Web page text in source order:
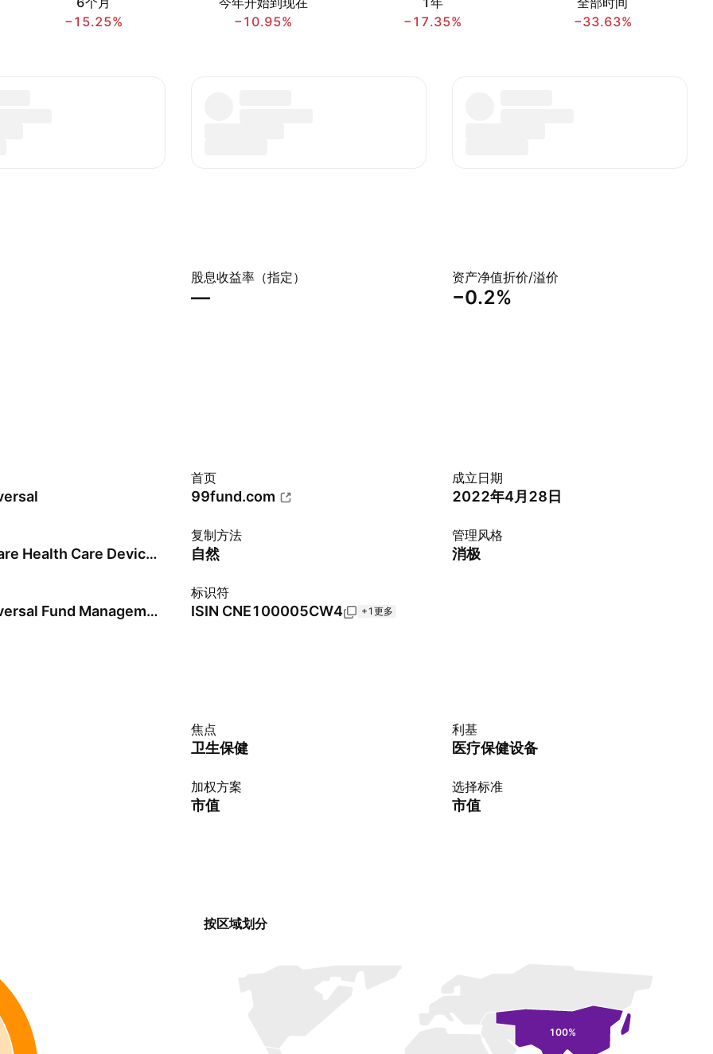
−15.25%
−10.95%
−17.35%
−33.63%
股息收益率（指定）
—
资产净值折价/溢价
−0.2%
首页
99fund.com
成立日期
2022年4月28日
CSI All Share Health Care Devices Index - CNY - Benchmark TR Gross
复制方法
自然
管理风格
消极
China Universal Fund Management Co. Ltd.
标识符
ISIN CNE100005CW4 +1更多
焦点
卫生保健
利基
医疗保健设备
加权方案
市值
选择标准
市值
按区域划分
100%